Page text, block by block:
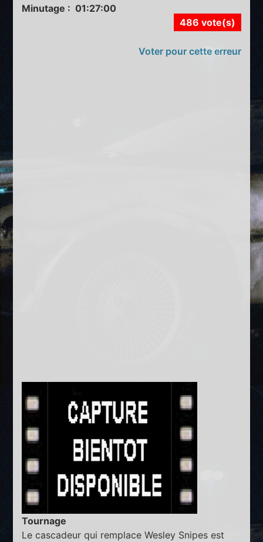
Minutage : 01:27:00
486 vote(s)
Voter pour cette erreur
Tournage
Le cascadeur qui remplace Wesley Snipes est